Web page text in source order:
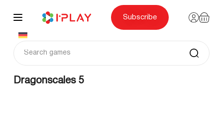
content
Subscribe
Dragonscales 5